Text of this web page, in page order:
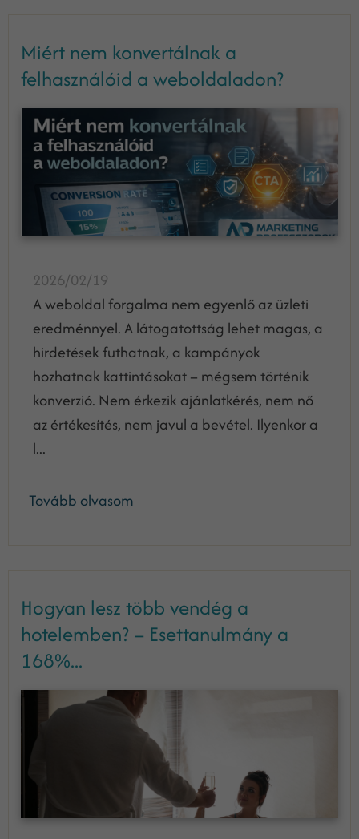
Miért nem konvertálnak a
felhasználóid a weboldaladon?
2026/02/19
A weboldal forgalma nem egyenlő az üzleti
eredménnyel. A látogatottság lehet magas, a
hirdetések futhatnak, a kampányok
hozhatnak kattintásokat – mégsem történik
konverzió. Nem érkezik ajánlatkérés, nem nő
az értékesítés, nem javul a bevétel. Ilyenkor a
l...
Tovább olvasom
Hogyan lesz több vendég a
hotelemben? – Esettanulmány a
168%...